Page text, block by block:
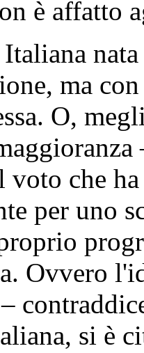
è affatto
ma
O,
che
per uno
Ovvero
si è